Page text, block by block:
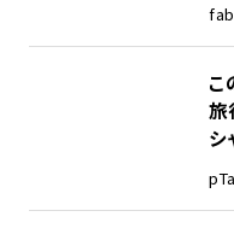
こ
旅
シ
pTa